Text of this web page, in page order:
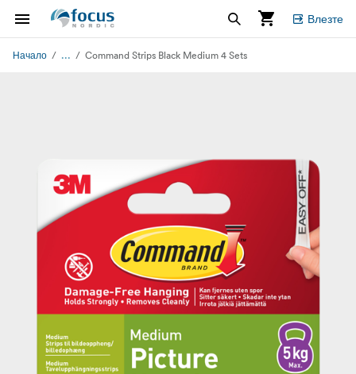
Влезте
Начало ... Command Strips Black Medium 4 Sets